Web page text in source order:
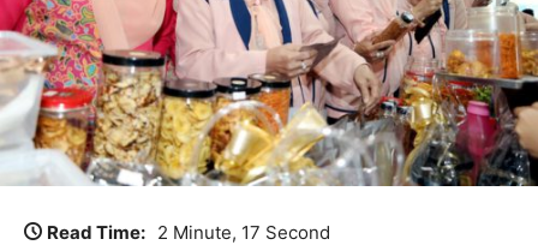
Read Time: 2 Minute, 17 Second